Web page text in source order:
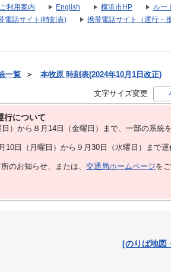
ご利用案内 English 横浜市HP ルー
電話サイト(時刻表) 携帯電話サイト（運行・
一覧 ＞ 本牧原 時刻表(2024年10月1日改正)
文字サイズ変更
行について
）から８⽉14⽇（金曜日）まで、⼀部の系統
日（月曜日）から９月30日（水曜日）まで運
のお知らせ、または、 交通局ホームページを
[のりば地図